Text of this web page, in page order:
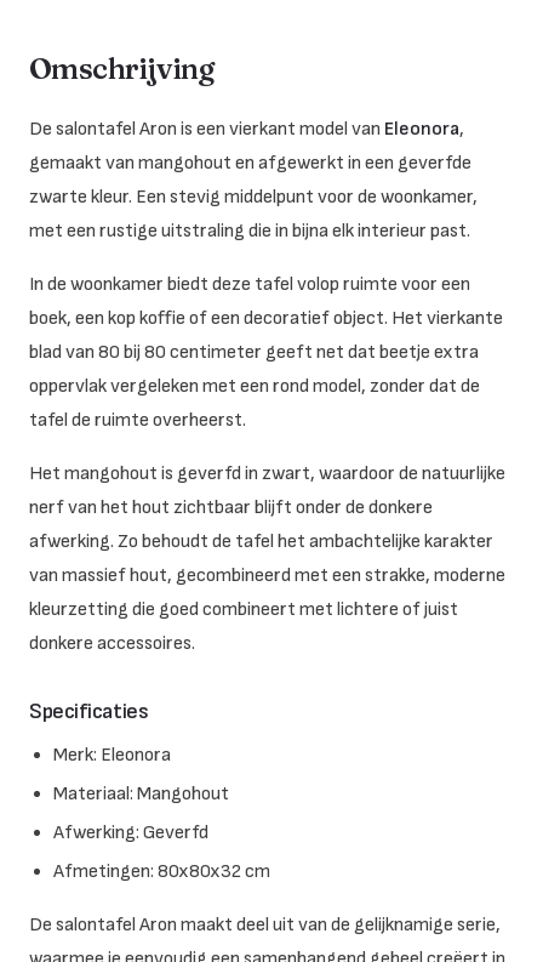
Omschrijving
De salontafel Aron is een vierkant model van Eleonora,
gemaakt van mangohout en afgewerkt in een geverfde
zwarte kleur. Een stevig middelpunt voor de woonkamer,
met een rustige uitstraling die in bijna elk interieur past.
In de woonkamer biedt deze tafel volop ruimte voor een
boek, een kop koffie of een decoratief object. Het vierkante
blad van 80 bij 80 centimeter geeft net dat beetje extra
oppervlak vergeleken met een rond model, zonder dat de
tafel de ruimte overheerst.
Het mangohout is geverfd in zwart, waardoor de natuurlijke
nerf van het hout zichtbaar blijft onder de donkere
afwerking. Zo behoudt de tafel het ambachtelijke karakter
van massief hout, gecombineerd met een strakke, moderne
kleurzetting die goed combineert met lichtere of juist
donkere accessoires.
Specificaties
Merk: Eleonora
Materiaal: Mangohout
Afwerking: Geverfd
Afmetingen: 80x80x32 cm
De salontafel Aron maakt deel uit van de gelijknamige serie,